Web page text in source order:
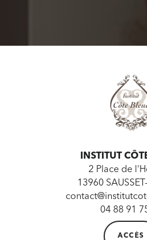
INSTITUT
2 Place de
13960
04 88 91
ACCÈS